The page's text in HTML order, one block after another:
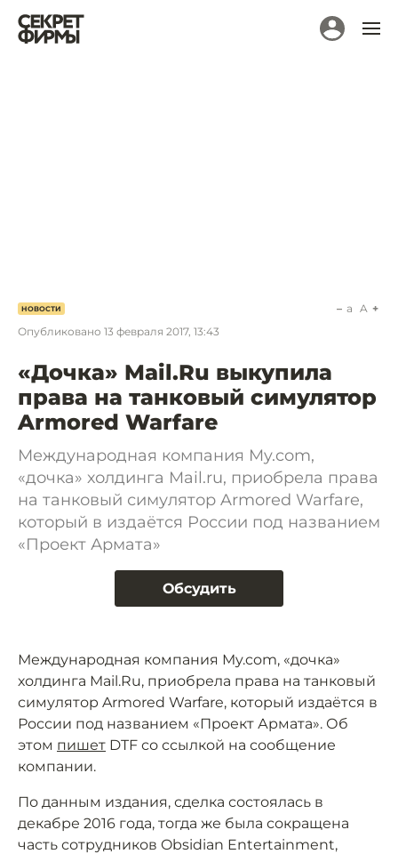
НОВОСТИ
Опубликовано 13 февраля 2017, 13:43
a A
«Дочка» Mail.Ru выкупила
права на танковый симулятор
Armored Warfare
Международная компания My.com,
«дочка» холдинга Mail.ru, приобрела права
на танковый симулятор Armored Warfare,
который в издаётся России под названием
«Проект Армата»
Обсудить
Международная компания My.com, «дочка»
холдинга Mail.Ru, приобрела права на танковый
симулятор Armored Warfare, который издаётся в
России под названием «Проект Армата». Об
этом пишет DTF со ссылкой на сообщение
компании.
По данным издания, сделка состоялась в
декабре 2016 года, тогда же была сокращена
часть сотрудников Obsidian Entertainment,